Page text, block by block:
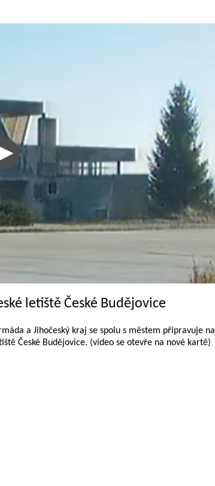
letiště České Budějovice
a Jihočeský kraj se spolu s městem připravuje na
České Budějovice. (video se otevře na nové kartě)